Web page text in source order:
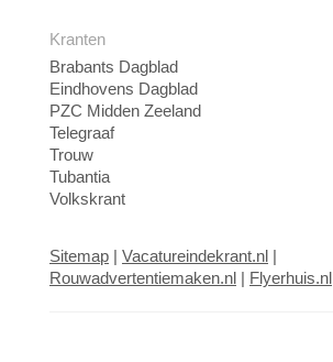
Kranten
Brabants Dagblad
Eindhovens Dagblad
PZC Midden Zeeland
Telegraaf
Trouw
Tubantia
Volkskrant
Sitemap | Vacatureindekrant.nl |
Rouwadvertentiemaken.nl | Flyerhuis.nl